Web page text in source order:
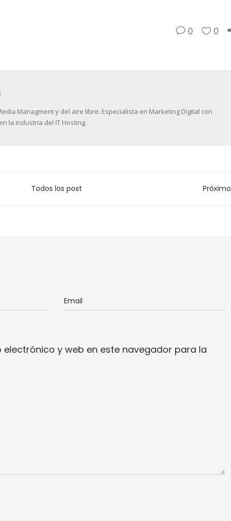
0 0
Managment y del aire libre. Especialista en Marketing Digital con
la industria del IT Hosting.
Todos los post Próximo
y web en este navegador para la